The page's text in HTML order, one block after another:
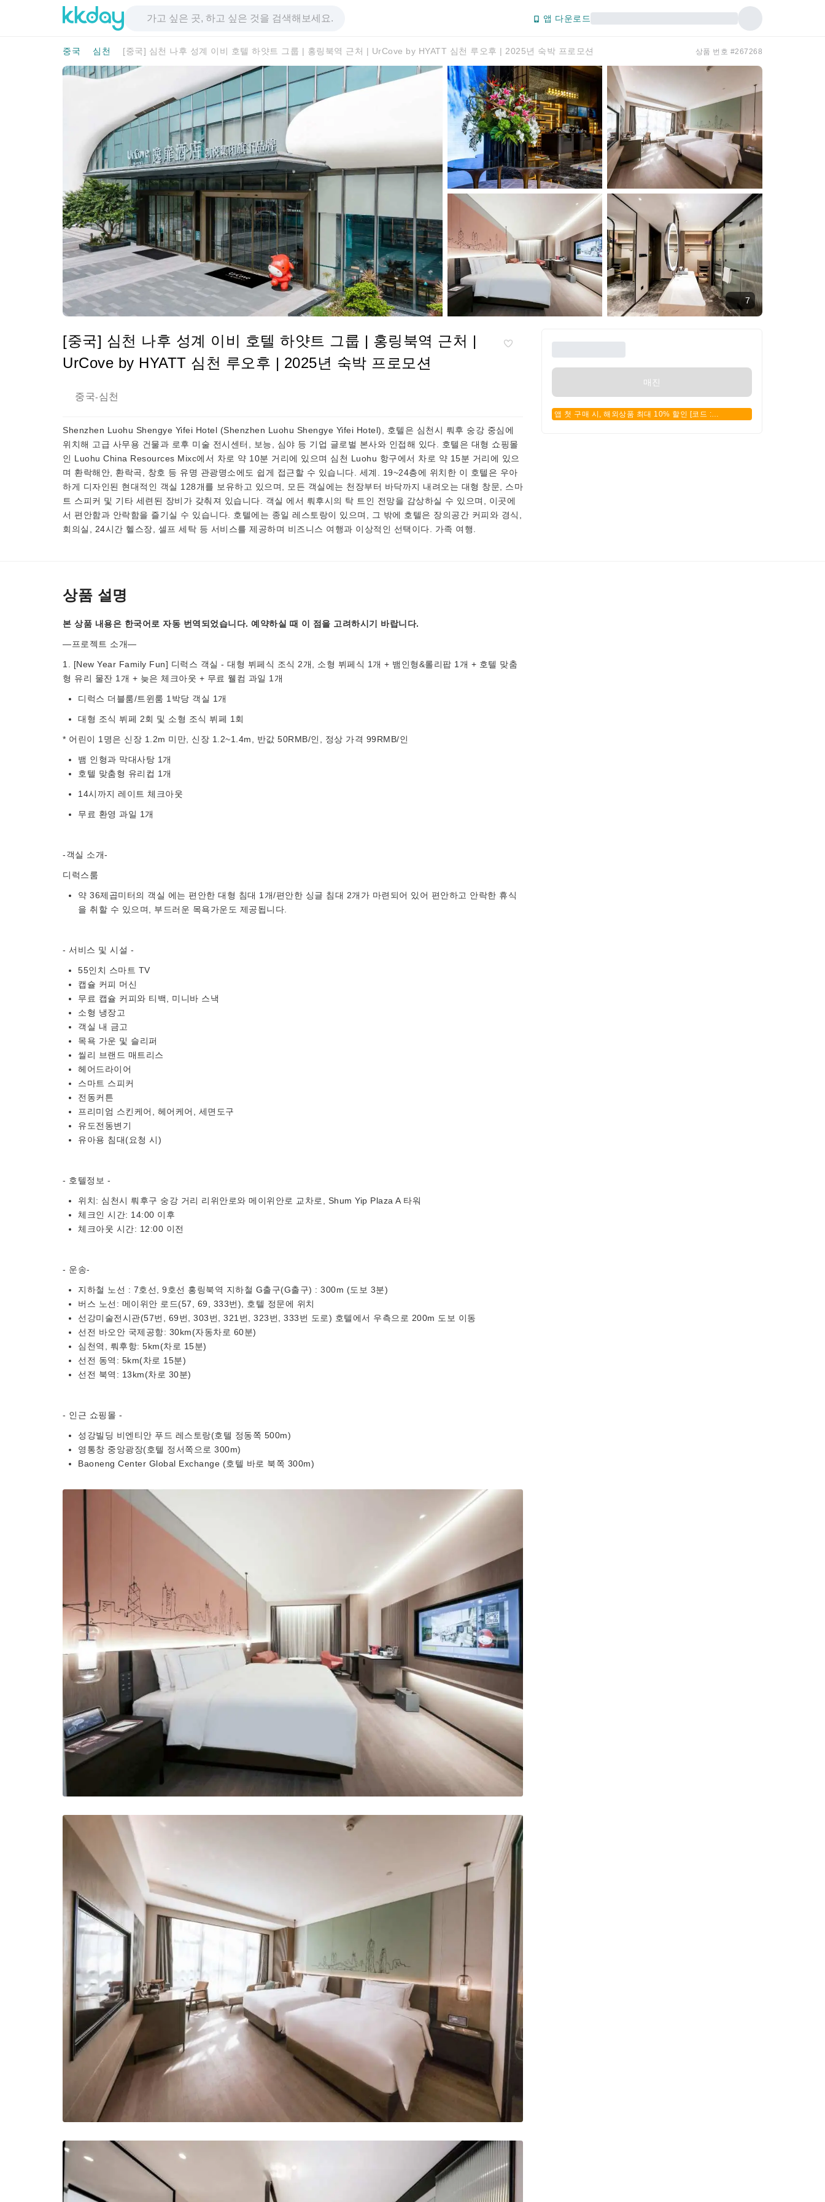
앱 다운로드
중국 심천 [중국] 심천 나후 성계 이비 호텔 하얏트 그룹 | 홍링북역 근처 | UrCove by HYATT 심천 루오후 | 2025년 숙박 프로모션 상품 번호 #267268
7
[중국] 심천 나후 성계 이비 호텔 하얏트 그룹 | 홍링북역 근처 |
UrCove by HYATT 심천 루오후 | 2025년 숙박 프로모션
중국-심천
Shenzhen Luohu Shengye Yifei Hotel (Shenzhen Luohu Shengye Yifei Hotel), 호텔은 심천시 뤄후 숭강 중심에
위치해 고급 사무용 건물과 로후 미술 전시센터, 보능, 심야 등 기업 글로벌 본사와 인접해 있다. 호텔은 대형 쇼핑몰
인 Luohu China Resources Mixc에서 차로 약 10분 거리에 있으며 심천 Luohu 항구에서 차로 약 15분 거리에 있으
며 환락해안, 환락곡, 창호 등 유명 관광명소에도 쉽게 접근할 수 있습니다. 세계. 19~24층에 위치한 이 호텔은 우아
하게 디자인된 현대적인 객실 128개를 보유하고 있으며, 모든 객실에는 천장부터 바닥까지 내려오는 대형 창문, 스마
트 스피커 및 기타 세련된 장비가 갖춰져 있습니다. 객실 에서 뤄후시의 탁 트인 전망을 감상하실 수 있으며, 이곳에
서 편안함과 안락함을 즐기실 수 있습니다. 호텔에는 종일 레스토랑이 있으며, 그 밖에 호텔은 장의공간 커피와 경식,
회의실, 24시간 헬스장, 셀프 세탁 등 서비스를 제공하며 비즈니스 여행과 이상적인 선택이다. 가족 여행.
매진
앱 첫 구매 시, 해외상품 최대 10% 할인 [코드 :
상품 설명
본 상품 내용은 한국어로 자동 번역되었습니다. 예약하실 때 이 점을 고려하시기 바랍니다.
—프로젝트 소개—
1. [New Year Family Fun] 디럭스 객실 - 대형 뷔페식 조식 2개, 소형 뷔페식 1개 + 뱀인형&롤리팝 1개 + 호텔 맞춤
형 유리 물잔 1개 + 늦은 체크아웃 + 무료 웰컴 과일 1개
디럭스 더블룸/트윈룸 1박당 객실 1개
대형 조식 뷔페 2회 및 소형 조식 뷔페 1회
* 어린이 1명은 신장 1.2m 미만, 신장 1.2~1.4m, 반값 50RMB/인, 정상 가격 99RMB/인
뱀 인형과 막대사탕 1개
호텔 맞춤형 유리컵 1개
14시까지 레이트 체크아웃
무료 환영 과일 1개
-객실 소개-
디럭스룸
약 36제곱미터의 객실 에는 편안한 대형 침대 1개/편안한 싱글 침대 2개가 마련되어 있어 편안하고 안락한 휴식
을 취할 수 있으며, 부드러운 목욕가운도 제공됩니다.
- 서비스 및 시설 -
55인치 스마트 TV
캡슐 커피 머신
무료 캡슐 커피와 티백, 미니바 스낵
소형 냉장고
객실 내 금고
목욕 가운 및 슬리퍼
씰리 브랜드 매트리스
헤어드라이어
스마트 스피커
전동커튼
프리미엄 스킨케어, 헤어케어, 세면도구
유도전동변기
유아용 침대(요청 시)
- 호텔정보 -
위치: 심천시 뤄후구 숭강 거리 리위안로와 메이위안로 교차로, Shum Yip Plaza A 타워
체크인 시간: 14:00 이후
체크아웃 시간: 12:00 이전
- 운송-
지하철 노선 : 7호선, 9호선 홍링북역 지하철 G출구(G출구) : 300m (도보 3분)
버스 노선: 메이위안 로드(57, 69, 333번), 호텔 정문에 위치
선강미술전시관(57번, 69번, 303번, 321번, 323번, 333번 도로) 호텔에서 우측으로 200m 도보 이동
선전 바오안 국제공항: 30km(자동차로 60분)
심천역, 뤄후항: 5km(차로 15분)
선전 동역: 5km(차로 15분)
선전 북역: 13km(차로 30분)
- 인근 쇼핑몰 -
성강빌딩 비엔티안 푸드 레스토랑(호텔 정동쪽 500m)
영통창 중앙광장(호텔 정서쪽으로 300m)
Baoneng Center Global Exchange (호텔 바로 북쪽 300m)